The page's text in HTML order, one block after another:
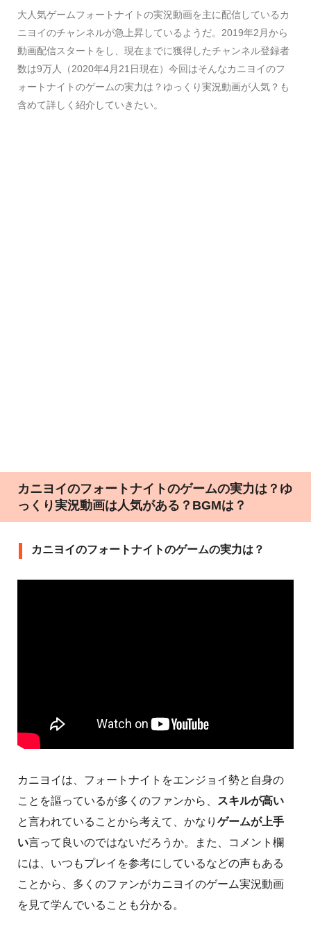
大人気ゲームフォートナイトの実況動画を主に配信しているカ
ニヨイのチャンネルが急上昇しているようだ。2019年2月から
動画配信スタートをし、現在までに獲得したチャンネル登録者
数は9万人（2020年4月21日現在）今回はそんなカニヨイのフ
ォートナイトのゲームの実力は？ゆっくり実況動画が人気？も
含めて詳しく紹介していきたい。
カニヨイのフォートナイトのゲームの実力は？ゆ
っくり実況動画は人気がある？BGMは？
カニヨイのフォートナイトのゲームの実力は？
カニヨイは、フォートナイトをエンジョイ勢と自身の
ことを謳っているが多くのファンから、
スキルが高い
と言われていることから考えて、かなり ゲームが上手
い言って良いのではないだろうか。また、コメント欄
には、いつもプレイを参考にしているなどの声もある
ことから、多くのファンがカニヨイのゲーム実況動画
を見て学んでいることも分かる。